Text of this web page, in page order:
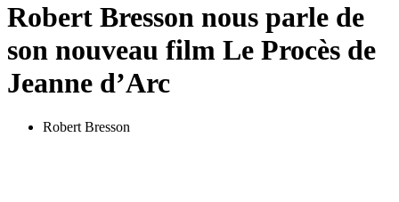
Robert Bresson nous parle de
son nouveau film Le Procès de
Jeanne d’Arc
Robert Bresson